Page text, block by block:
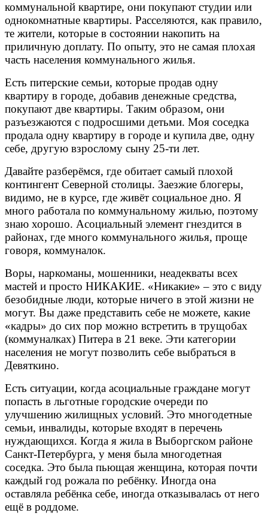
коммунальной квартире, они покупают студии или
однокомнатные квартиры. Расселяются, как правило,
те жители, которые в состоянии накопить на
приличную доплату. По опыту, это не самая плохая
часть населения коммунального жилья.
Есть питерские семьи, которые продав одну
квартиру в городе, добавив денежные средства,
покупают две квартиры. Таким образом, они
разъезжаются с подросшими детьми. Моя соседка
продала одну квартиру в городе и купила две, одну
себе, другую взрослому сыну 25-ти лет.
Давайте разберёмся, где обитает самый плохой
контингент Северной столицы. Заезжие блогеры,
видимо, не в курсе, где живёт социальное дно. Я
много работала по коммунальному жилью, поэтому
знаю хорошо. Асоциальный элемент гнездится в
районах, где много коммунального жилья, проще
говоря, коммуналок.
Воры, наркоманы, мошенники, неадекваты всех
мастей и просто НИКАКИЕ. «Никакие» – это с виду
безобидные люди, которые ничего в этой жизни не
могут. Вы даже представить себе не можете, какие
«кадры» до сих пор можно встретить в трущобах
(коммуналках) Питера в 21 веке. Эти категории
населения не могут позволить себе выбраться в
Девяткино.
Есть ситуации, когда асоциальные граждане могут
попасть в льготные городские очереди по
улучшению жилищных условий. Это многодетные
семьи, инвалиды, которые входят в перечень
нуждающихся. Когда я жила в Выборгском районе
Санкт-Петербурга, у меня была многодетная
соседка. Это была пьющая женщина, которая почти
каждый год рожала по ребёнку. Иногда она
оставляла ребёнка себе, иногда отказывалась от него
ещё в роддоме.